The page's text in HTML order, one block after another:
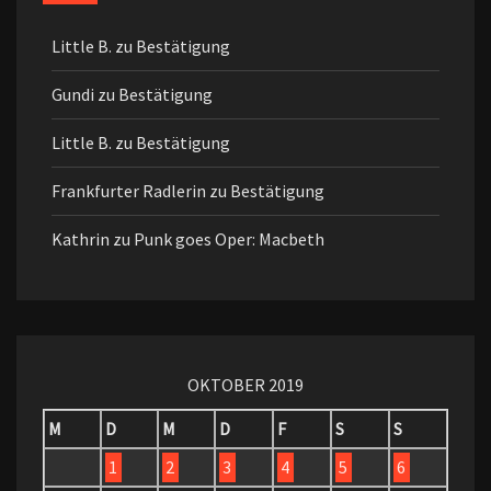
Little B. zu Bestätigung
Gundi zu Bestätigung
Little B. zu Bestätigung
Frankfurter Radlerin zu Bestätigung
Kathrin zu Punk goes Oper: Macbeth
OKTOBER 2019
M
D M D F S
S
1
2 3 4 5 6